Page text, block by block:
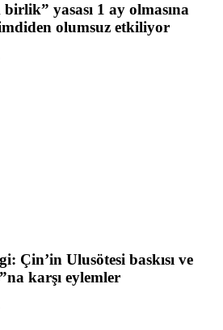
yasası 1 ay olmasına
olumsuz etkiliyor
Çin’in Ulusötesi baskısı ve
karşı eylemler